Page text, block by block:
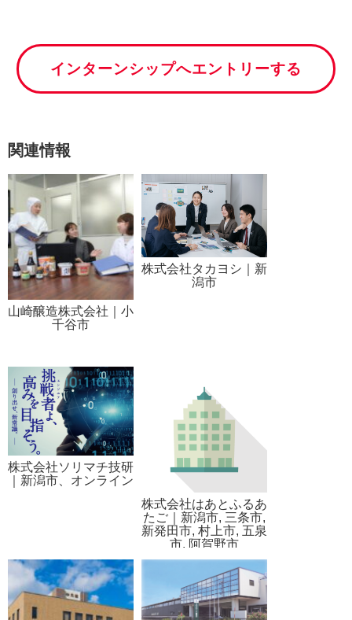
インターンシップへエントリーする
関連情報
山崎醸造株式会社｜小
千谷市
株式会社タカヨシ｜新
潟市
株式会社ソリマチ技研
｜新潟市、オンライン
株式会社はあとふるあ
たご｜新潟市, 三条市,
新発田市, 村上市, 五泉
市, 阿賀野市